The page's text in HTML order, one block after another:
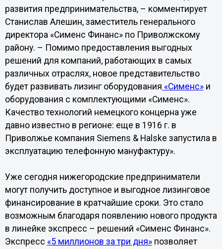
развития предпринимательства, – комментирует
Станислав Алешин, заместитель генерального
директора «Сименс Финанс» по Приволжскому
району. – Помимо предоставления выгодных
решений для компаний, работающих в самых
различных отраслях, новое представительство
будет развивать лизинг оборудования «Сименс»и
оборудования с комплектующими «Сименс».
Качество технологий немецкого концерна уже
давно известно в регионе: еще в 1916 г. в
Приволжье компания Siemens & Halske запустила в
эксплуатацию телефонную мануфактуру».
Уже сегодня нижегородские предприниматели
могут получить доступное и выгодное лизинговое
финансирование в кратчайшие сроки. Это стало
возможным благодаря появлению нового продукта
в линейке экспресс – решений «Сименс Финанс».
Экспресс «5 миллионов за три дня»позволяет